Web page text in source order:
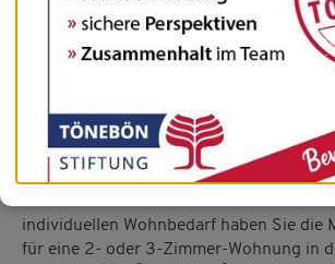
verfügt neben dem Tönebön Haus mit
Kulturzentrum und seinem Café am Klüt
70 barrierefreie Wohnungen.
Alle 70 Wohnungen sind separat
Aufzug erreichbar und bieten mit ihrer
Ausstattung einen Wohnkomfort in
Das Wohnungsangebot umfasst dabei
unterschiedlicher Grundrisse. Ganz nach
individuellen Wohnbedarf haben Sie die
für eine 2- oder 3-Zimmer-Wohnung in